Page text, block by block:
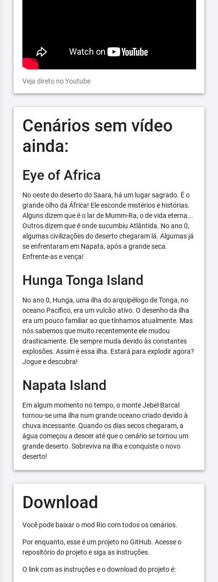
Veja direto no Youtube
Cenários sem vídeo
ainda:
Eye of Africa
No oeste do deserto do Saara, há um lugar sagrado. É o
grande olho da África! Ele esconde mistérios e histórias.
Alguns dizem que é o lar de Mumm-Ra, o de vida eterna...
Outros dizem que é onde sucumbiu Atlântida. No ano 0,
algumas civilizações do deserto chegaram lá. Algumas já
se enfrentaram em Napata, após a grande seca.
Enfrente-as e vença!
Hunga Tonga Island
No ano 0, Hunga, uma ilha do arquipélogo de Tonga, no
oceano Pacífico, era um vulcão ativo. O desenho da ilha
era um pouco familiar ao que tínhamos atualmente. Mas
nós sabemos que muito recentemente ele mudou
drasticamente. Ele sempre muda devido às constantes
explosões. Assim é essa ilha. Estará para explodir agora?
Jogue e descubra!
Napata Island
Em algum momento no tempo, o monte Jebel Barcal
tornou-se uma ilha num grande oceano criado devido à
chuva incessante. Quando os dias secos chegaram, a
água começou a descer até que o cenário se tornou um
grande deserto. Sobreviva na ilha e conquiste o novo
deserto!
Download
Você pode baixar o mod Rio com todos os cenários.
Por enquanto, esse é um projeto no GitHub. Acesse o
repositório do projeto e siga as instruções.
O link com as instruções e o download do projeto é: